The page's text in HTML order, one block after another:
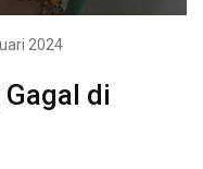
2024
di